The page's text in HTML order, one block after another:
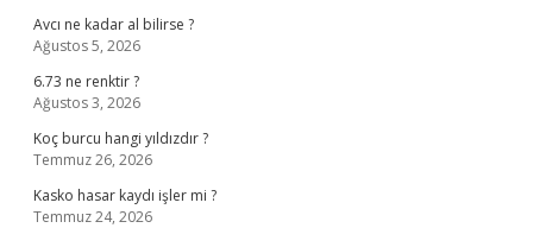
Avcı ne kadar al bilirse ?
Ağustos 5, 2026
6.73 ne renktir ?
Ağustos 3, 2026
Koç burcu hangi yıldızdır ?
Temmuz 26, 2026
Kasko hasar kaydı işler mi ?
Temmuz 24, 2026